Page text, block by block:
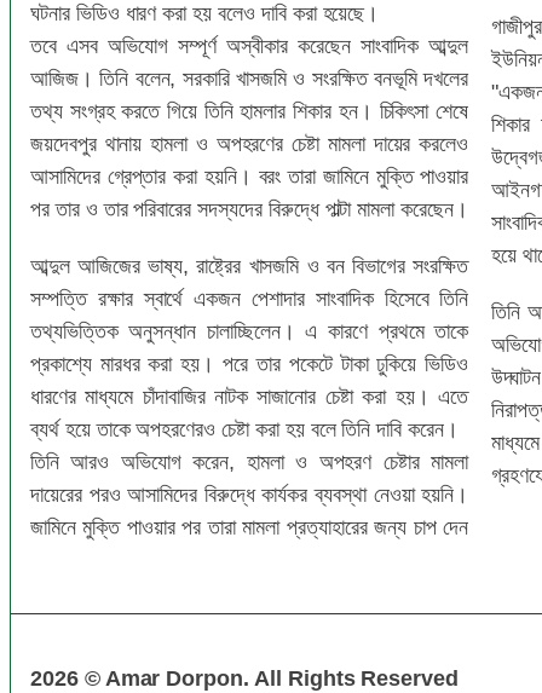
ঘটনার ভিডিও ধারণ করা হয় বলেও দাবি করা হয়েছে।
তবে এসব অভিযোগ সম্পূর্ণ অস্বীকার করেছেন সাংবাদিক আব্দুল
আজিজ। তিনি বলেন, সরকারি খাসজমি ও সংরক্ষিত বনভূমি দখলের
তথ্য সংগ্রহ করতে গিয়ে তিনি হামলার শিকার হন। চিকিৎসা শেষে
জয়দেবপুর থানায় হামলা ও অপহরণের চেষ্টা মামলা দায়ের করলেও
আসামিদের গ্রেপ্তার করা হয়নি। বরং তারা জামিনে মুক্তি পাওয়ার
পর তার ও তার পরিবারের সদস্যদের বিরুদ্ধে পাল্টা মামলা করেছেন।
আব্দুল আজিজের ভাষ্য, রাষ্ট্রের খাসজমি ও বন বিভাগের সংরক্ষিত
সম্পত্তি রক্ষার স্বার্থে একজন পেশাদার সাংবাদিক হিসেবে তিনি
তথ্যভিত্তিক অনুসন্ধান চালাচ্ছিলেন। এ কারণে প্রথমে তাকে
প্রকাশ্যে মারধর করা হয়। পরে তার পকেটে টাকা ঢুকিয়ে ভিডিও
ধারণের মাধ্যমে চাঁদাবাজির নাটক সাজানোর চেষ্টা করা হয়। এতে
ব্যর্থ হয়ে তাকে অপহরণেরও চেষ্টা করা হয় বলে তিনি দাবি করেন।
তিনি আরও অভিযোগ করেন, হামলা ও অপহরণ চেষ্টার মামলা
দায়েরের পরও আসামিদের বিরুদ্ধে কার্যকর ব্যবস্থা নেওয়া হয়নি।
জামিনে মুক্তি পাওয়ার পর তারা মামলা প্রত্যাহারের জন্য চাপ দেন
"একজন
হয়ে
তিনি
2026 © Amar Dorpon. All Rights Reserved